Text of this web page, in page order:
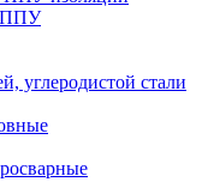
ППУ
углеродистой стали